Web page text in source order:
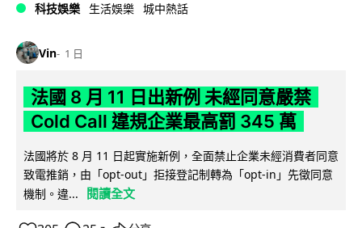
科技娛樂 生活娛樂 城中熱話
Vin 1 日
法國 8 月 11 日出新例 未經同意嚴禁
Cold Call 違規企業最高罰 345 萬
法國將於 8 月 11 日起實施新例，全面禁止企業未經消費者同意
致電推銷，由「opt-out」拒接登記制轉為「opt-in」先徵同意
機制。違...
閱讀全文